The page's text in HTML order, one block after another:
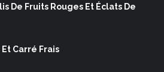
De Fruits Rouges Et Éclats De
Carré Frais